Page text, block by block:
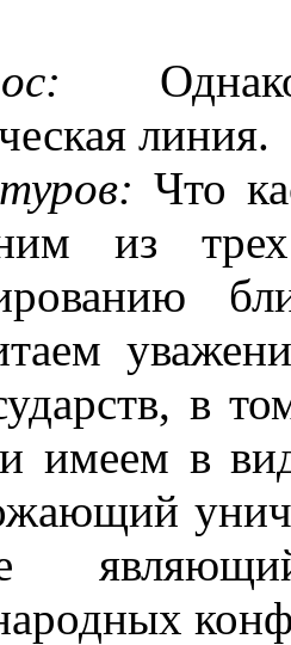
линия.
: Что
из
в
имеем в